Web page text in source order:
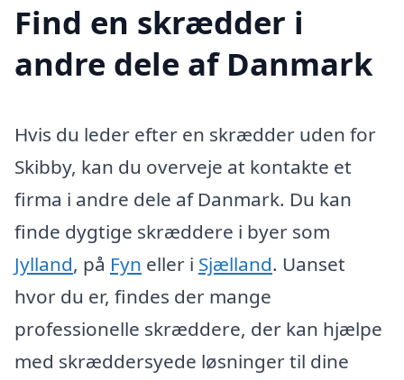
Find en skrædder i
andre dele af Danmark
Hvis du leder efter en skrædder uden for
Skibby, kan du overveje at kontakte et
firma i andre dele af Danmark. Du kan
finde dygtige skræddere i byer som
Jylland, på Fyn eller i Sjælland. Uanset
hvor du er, findes der mange
professionelle skræddere, der kan hjælpe
med skræddersyede løsninger til dine